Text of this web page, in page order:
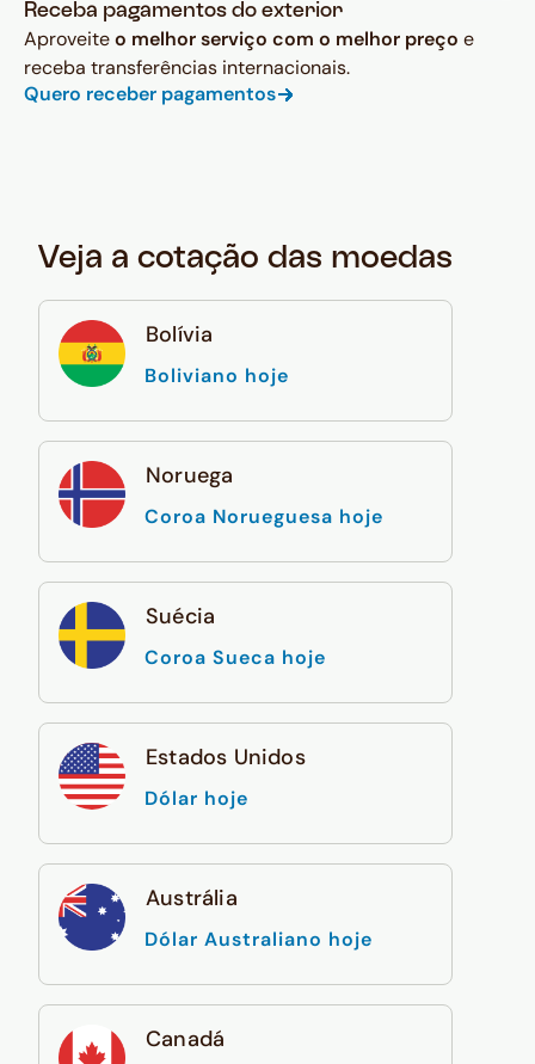
Receba pagamentos do exterior
Aproveiteo melhor serviço com o melhor preço e
receba transferências internacionais.
Quero receber pagamentos
Veja a cotação das moedas
Bolívia
Boliviano hoje
Noruega
Coroa Norueguesa hoje
Suécia
Coroa Sueca hoje
Estados Unidos
Dólar hoje
Austrália
Dólar Australiano hoje
Canadá